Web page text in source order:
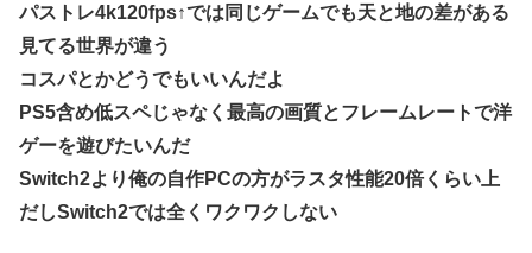
パストレ4k120fps↑では同じゲームでも天と地の差がある
見てる世界が違う
コスパとかどうでもいいんだよ
PS5含め低スペじゃなく最高の画質とフレームレートで洋
ゲーを遊びたいんだ
Switch2より俺の自作PCの方がラスタ性能20倍くらい上
だしSwitch2では全くワクワクしない